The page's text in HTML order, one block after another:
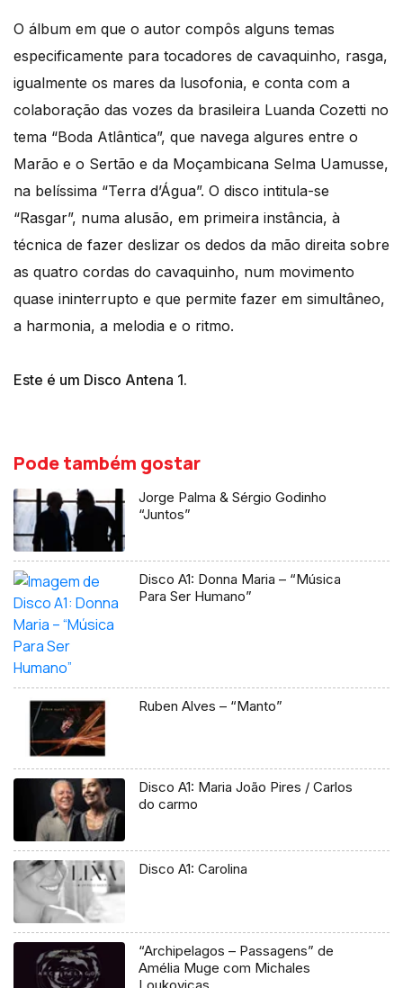
O álbum em que o autor compôs alguns temas
especificamente para tocadores de cavaquinho, rasga,
igualmente os mares da lusofonia, e conta com a
colaboração das vozes da brasileira Luanda Cozetti no
tema “Boda Atlântica”, que navega algures entre o
Marão e o Sertão e da Moçambicana Selma Uamusse,
na belíssima “Terra d’Água”. O disco intitula-se
“Rasgar”, numa alusão, em primeira instância, à
técnica de fazer deslizar os dedos da mão direita sobre
as quatro cordas do cavaquinho, num movimento
quase ininterrupto e que permite fazer em simultâneo,
a harmonia, a melodia e o ritmo.
Este é um Disco Antena 1.
Pode também gostar
Jorge Palma & Sérgio Godinho
“Juntos”
Disco A1: Donna Maria – “Música
Para Ser Humano”
Ruben Alves – “Manto”
Disco A1: Maria João Pires / Carlos
do carmo
Disco A1: Carolina
“Archipelagos – Passagens” de
Amélia Muge com Michales
Loukovicas